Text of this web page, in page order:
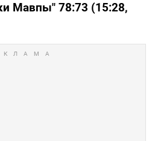
Мавпы" 78:73 (15:28,